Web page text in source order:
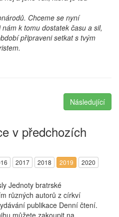
Chceme se nyní
k tomu dostatek času a sil,
připraveni setkat s tvým
Následující
v předchozích
2017 2018 2019
2020
Jednoty bratrské
různých autorů z církví
publikace Denní čtení.
můžete zakoupit na